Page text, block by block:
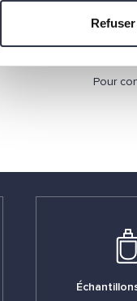
Refuser
Pour